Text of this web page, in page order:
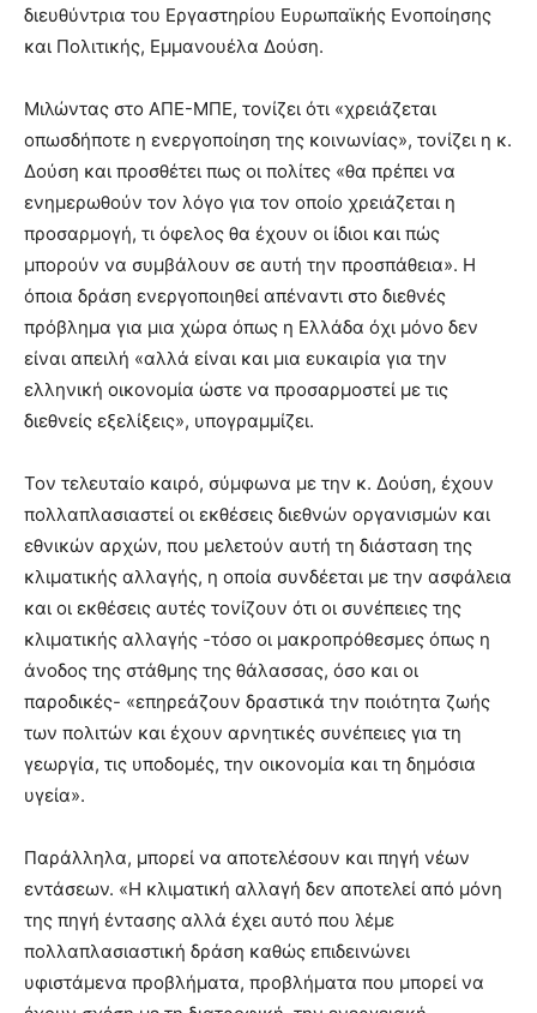
διευθύντρια του Εργαστηρίου Ευρωπαϊκής Ενοποίησης
και Πολιτικής, Εμμανουέλα Δούση.
Μιλώντας στο ΑΠΕ-ΜΠΕ, τονίζει ότι «χρειάζεται
οπωσδήποτε η ενεργοποίηση της κοινωνίας», τονίζει η κ.
Δούση και προσθέτει πως οι πολίτες «θα πρέπει να
ενημερωθούν τον λόγο για τον οποίο χρειάζεται η
προσαρμογή, τι όφελος θα έχουν οι ίδιοι και πώς
μπορούν να συμβάλουν σε αυτή την προσπάθεια». Η
όποια δράση ενεργοποιηθεί απέναντι στο διεθνές
πρόβλημα για μια χώρα όπως η Ελλάδα όχι μόνο δεν
είναι απειλή «αλλά είναι και μια ευκαιρία για την
ελληνική οικονομία ώστε να προσαρμοστεί με τις
διεθνείς εξελίξεις», υπογραμμίζει.
Τον τελευταίο καιρό, σύμφωνα με την κ. Δούση, έχουν
πολλαπλασιαστεί οι εκθέσεις διεθνών οργανισμών και
εθνικών αρχών, που μελετούν αυτή τη διάσταση της
κλιματικής αλλαγής, η οποία συνδέεται με την ασφάλεια
και οι εκθέσεις αυτές τονίζουν ότι οι συνέπειες της
κλιματικής αλλαγής -τόσο οι μακροπρόθεσμες όπως η
άνοδος της στάθμης της θάλασσας, όσο και οι
παροδικές- «επηρεάζουν δραστικά την ποιότητα ζωής
των πολιτών και έχουν αρνητικές συνέπειες για τη
γεωργία, τις υποδομές, την οικονομία και τη δημόσια
υγεία».
Παράλληλα, μπορεί να αποτελέσουν και πηγή νέων
εντάσεων. «Η κλιματική αλλαγή δεν αποτελεί από μόνη
της πηγή έντασης αλλά έχει αυτό που λέμε
πολλαπλασιαστική δράση καθώς επιδεινώνει
υφιστάμενα προβλήματα, προβλήματα που μπορεί να